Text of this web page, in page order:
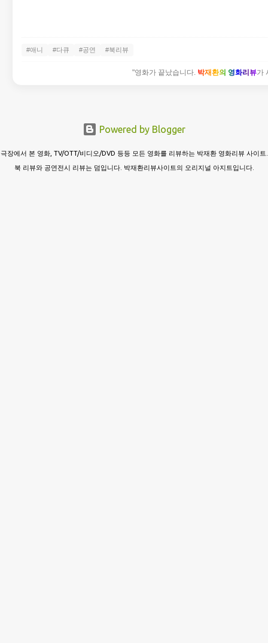
#애니 #다큐 #공연 #북리뷰
"영화가 끝났습니다. 박재환의 영화리뷰가
Powered by Blogger
극장에서 본 영화, TV/OTT/비디오/DVD 등등 모든 영화를 리뷰하는 박재환 영화리뷰 사이트.
북 리뷰와 공연전시 리뷰는 덤입니다. 박재환리뷰사이트의 오리지널 아지트입니다.